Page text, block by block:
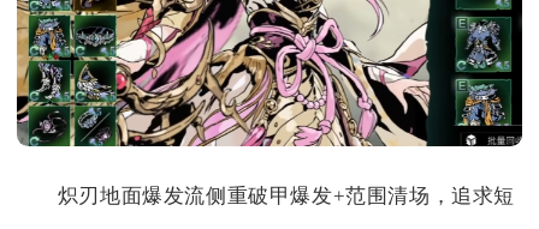
炽刃地面爆发流侧重破甲爆发+范围清场，追求短